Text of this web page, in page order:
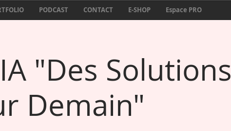
PODCAST CONTACT E-SHOP Espace PRO
"Des Solutions
Demain"